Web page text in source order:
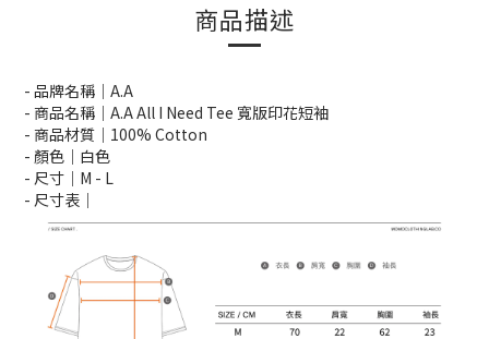
商品描述
- 品牌名稱｜A.A
- 商品名稱｜A.A All I Need Tee 寬版印花短袖
- 商品材質｜100% Cotton
- 顏色｜白色
- 尺寸｜M - L
- 尺寸表｜